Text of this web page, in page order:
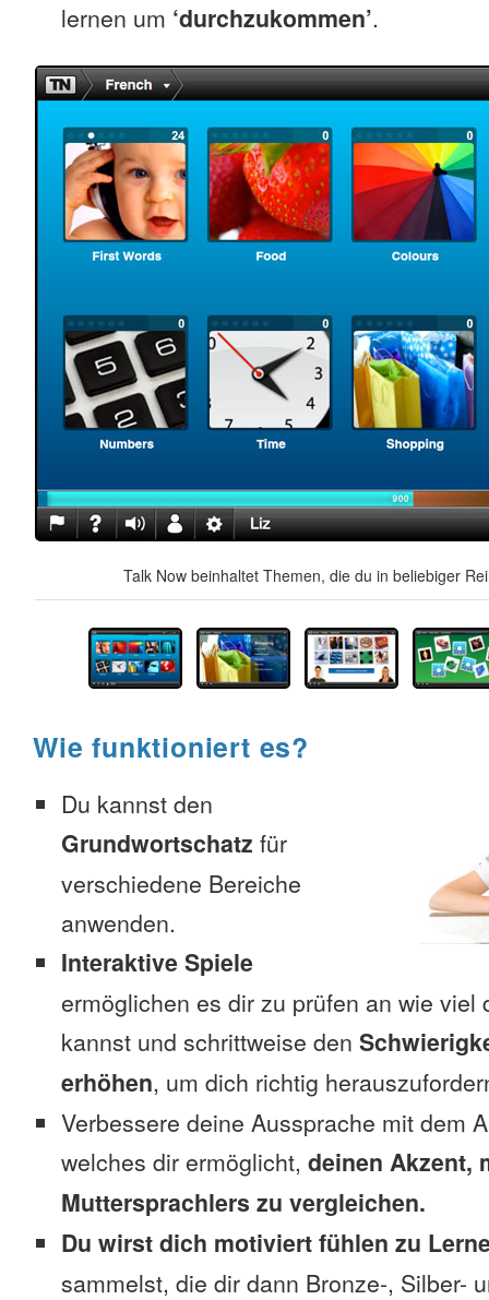
lernen um ‘durchzukommen’.
Talk Now beinhaltet Themen, die du in beliebiger
Wie funktioniert es?
Du kannst den
Grundwortschatz für
verschiedene Bereiche
anwenden.
Interaktive Spiele
ermöglichen es dir zu prüfen an wie viel
kannst und schrittweise den
erhöhen, um dich richtig
Verbessere deine Aussprache mit dem
welches dir ermöglicht, deinen Akzent,
Muttersprachlers zu vergleichen.
Du wirst dich motiviert fühlen zu
sammelst, die dir dann Bronze-, Silber-